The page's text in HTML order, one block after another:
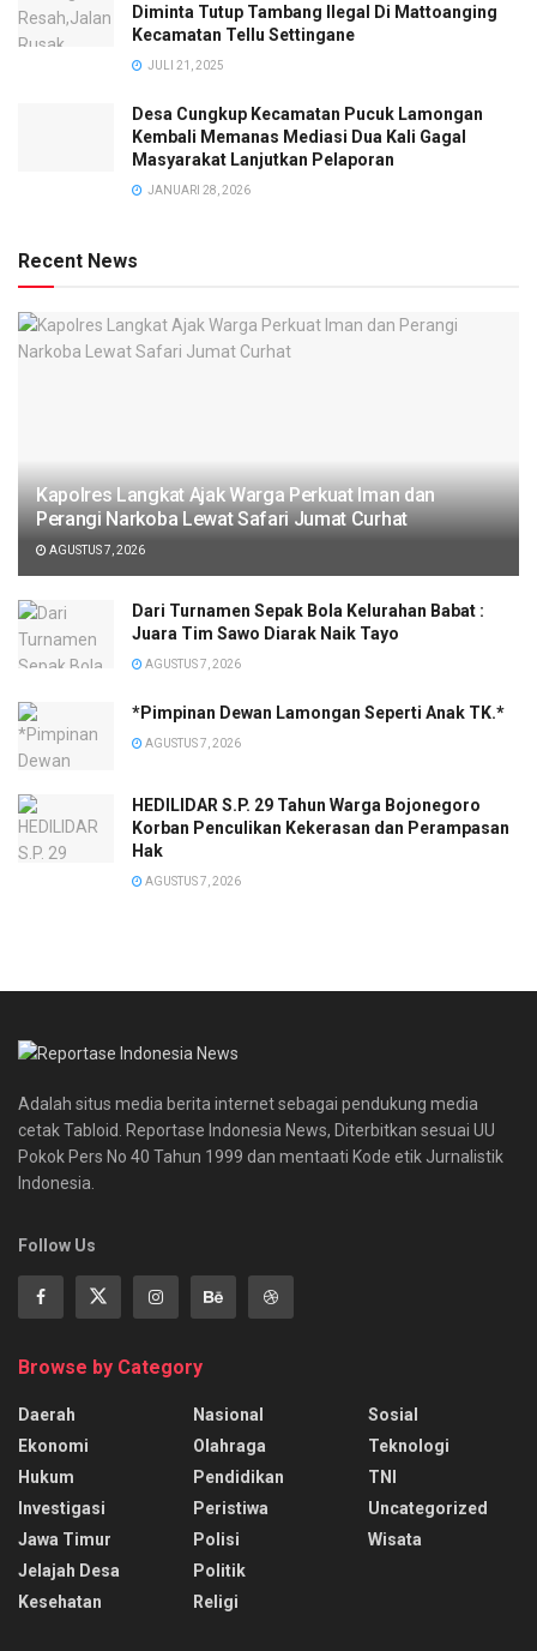
Diminta Tutup Tambang Ilegal Di Mattoanging
Kecamatan Tellu Settingane
JULI 21, 2025
Desa Cungkup Kecamatan Pucuk Lamongan
Kembali Memanas Mediasi Dua Kali Gagal
Masyarakat Lanjutkan Pelaporan
JANUARI 28, 2026
Recent News
Kapolres Langkat Ajak Warga Perkuat Iman dan
Perangi Narkoba Lewat Safari Jumat Curhat
AGUSTUS 7, 2026
Dari Turnamen Sepak Bola Kelurahan Babat :
Juara Tim Sawo Diarak Naik Tayo
AGUSTUS 7, 2026
*Pimpinan Dewan Lamongan Seperti Anak TK.*
AGUSTUS 7, 2026
HEDILIDAR S.P. 29 Tahun Warga Bojonegoro
Korban Penculikan Kekerasan dan Perampasan
Hak
AGUSTUS 7, 2026
Adalah situs media berita internet sebagai pendukung media
cetak Tabloid. Reportase Indonesia News, Diterbitkan sesuai UU
Pokok Pers No 40 Tahun 1999 dan mentaati Kode etik Jurnalistik
Indonesia.
Follow Us
Browse by Category
Daerah
Ekonomi
Hukum
Investigasi
Jawa Timur
Jelajah Desa
Kesehatan
Nasional
Olahraga
Pendidikan
Peristiwa
Polisi
Politik
Religi
Sosial
Teknologi
TNI
Uncategorized
Wisata